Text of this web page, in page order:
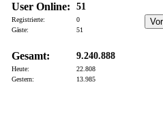
User Online: 51
Registrierte:
0
Gäste:
51
Gesamt: 9.240.888
Heute:
22.808
Gestern:
13.985